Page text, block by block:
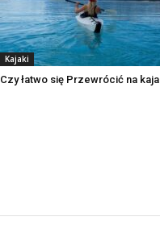
Kajaki
Czy łatwo się Przewrócić na